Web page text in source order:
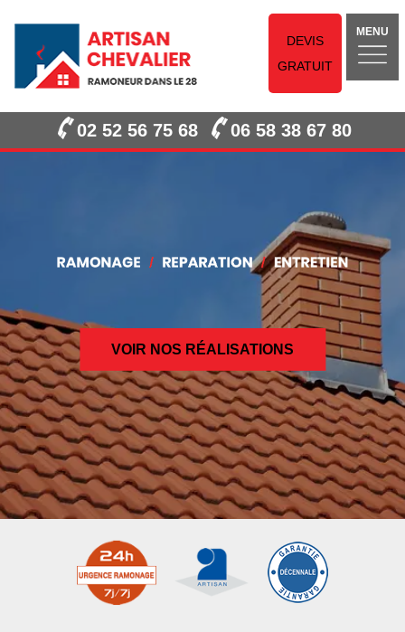
DEVIS
GRATUIT
MENU
02 52 56 75 68 06 58 38 67 80
VOIR NOS RÉALISATIONS